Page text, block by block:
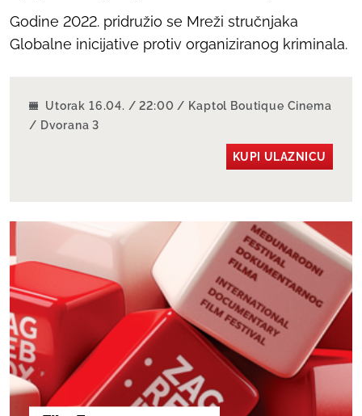
Godine 2022. pridružio se Mreži stručnjaka
Globalne inicijative protiv organiziranog kriminala.
Utorak 16.04. / 22:00 / Kaptol Boutique Cinema
/ Dvorana 3
KUPI ULAZNICU